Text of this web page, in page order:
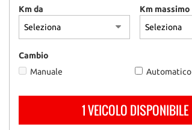
Km da Km massimo
Cambio
Manuale
Automatico
1 VEICOLO DISPONIBILE
maggiori
informazioni
sull'utilità
funzionamento
questi
di